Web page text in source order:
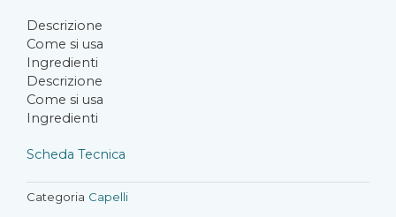
Descrizione
Come si usa
Ingredienti
Descrizione
Come si usa
Ingredienti
Scheda Tecnica
Categoria Capelli